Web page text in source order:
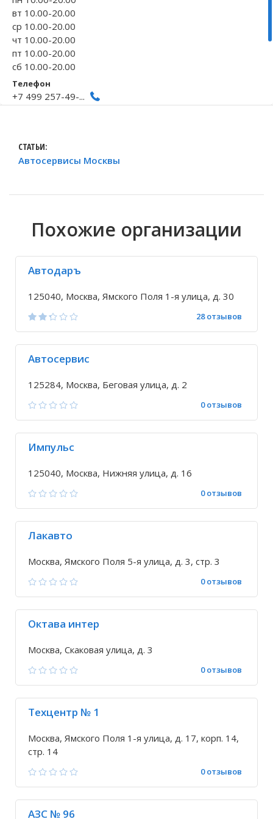
Волгоградская область
Кировоградская область
Восточно-Казахстанская область
вт 10.00-20.00
ср 10.00-20.00
чт 10.00-20.00
пт 10.00-20.00
сб 10.00-20.00
Телефон
+7 499 257-49-...
СТАТЬИ:
Автосервисы Москвы
Похожие организации
Автодаръ
125040, Москва, Ямского Поля 1-я улица, д. 30
28 отзывов
Автосервис
125284, Москва, Беговая улица, д. 2
0 отзывов
Импульс
125040, Москва, Нижняя улица, д. 16
0 отзывов
Лакавто
Москва, Ямского Поля 5-я улица, д. 3, стр. 3
0 отзывов
Октава интер
Москва, Скаковая улица, д. 3
0 отзывов
Техцентр № 1
Москва, Ямского Поля 1-я улица, д. 17, корп. 14,
стр. 14
0 отзывов
АЗС № 96